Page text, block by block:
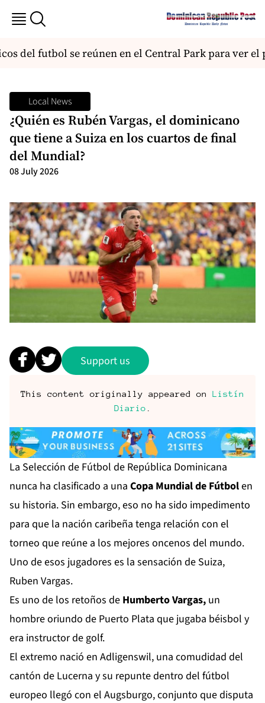
del futbol se reúnen en el Central Park para ver el
Local News
¿Quién es Rubén Vargas, el dominicano
que tiene a Suiza en los cuartos de final
del Mundial?
08 July 2026
Support us
This content originally appeared on Listín
Diario .
La Selección de Fútbol de República Dominicana
nunca ha clasificado a una Copa Mundial de Fútbolen
su historia. Sin embargo, eso no ha sido impedimento
para que la nación caribeña tenga relación con el
torneo que reúne a los mejores oncenos del mundo.
Uno de esos jugadores es la sensación de Suiza,
Ruben Vargas.
Es uno de los retoños de Humberto Vargas, un
hombre oriundo de Puerto Plata que jugaba béisbol y
era instructor de golf.
El extremo nació en Adligenswil, una comudidad del
cantón de Lucerna y su repunte dentro del fútbol
europeo llegó con el Augsburgo, conjunto que disputa